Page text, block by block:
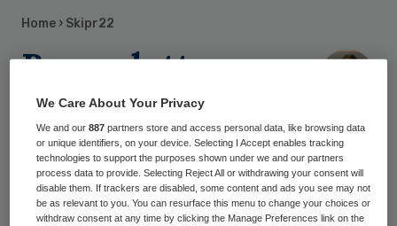
Home › Skipr22
Bernadette
Jeremiasse
Bedenker Infuuts
In de gangen van het Prinses Máxima
Sidebar
We Care About Your Privacy
We and our887 partners store and access personal data, like browsing data
or unique identifiers, on your device. Selecting I Accept enables tracking
technologies to support the purposes shown under we and our partners
process data to provide. Selecting Reject All or withdrawing your consent will
disable them. If trackers are disabled, some content and ads you see may not
be as relevant to you. You can resurface this menu to change your choices or
withdraw consent at any time by clicking the Manage Preferences link on the